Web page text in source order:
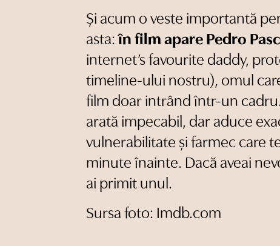
Și acum o veste importantă
asta:în film apare Pedro
internet’s favourite daddy,
timeline-ului nostru), omul
film doar intrând într-un
arată impecabil, dar aduce
vulnerabilitate și farmec care
minute înainte. Dacă aveai
ai primit unul.
Sursa foto: Imdb.com